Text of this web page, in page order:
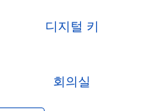
디지털 키
회의실